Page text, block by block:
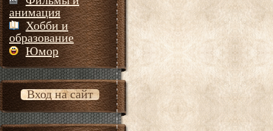
анимация
Хобби и
образование
Юмор
Вход на сайт